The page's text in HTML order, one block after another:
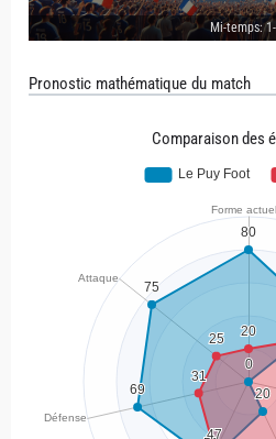
Mi-temps:
Pronostic mathématique du match
Comparaison des